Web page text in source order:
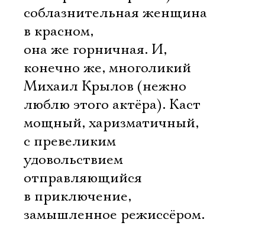
соблазнительная женщина
в красном,
она же горничная. И,
конечно же, многоликий
Михаил Крылов (нежно
люблю этого актёра). Каст
мощный, харизматичный,
с превеликим
удовольствием
отправляющийся
в приключение,
замышленное режиссёром.